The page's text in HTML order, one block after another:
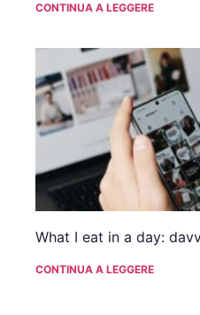
CONTINUA A LEGGERE
What I eat in a day:
CONTINUA A LEGGERE